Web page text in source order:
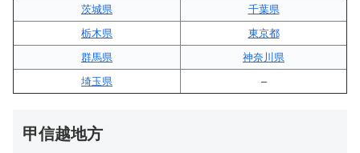
茨城県
千葉県
栃木県
東京都
群馬県
神奈川県
埼玉県
–
甲信越地方